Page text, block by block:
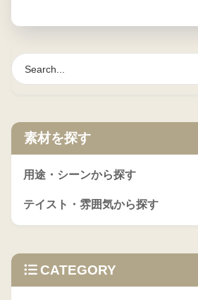
素材を探す
用途・シーンから探す
テイスト・雰囲気から探す
CATEGORY